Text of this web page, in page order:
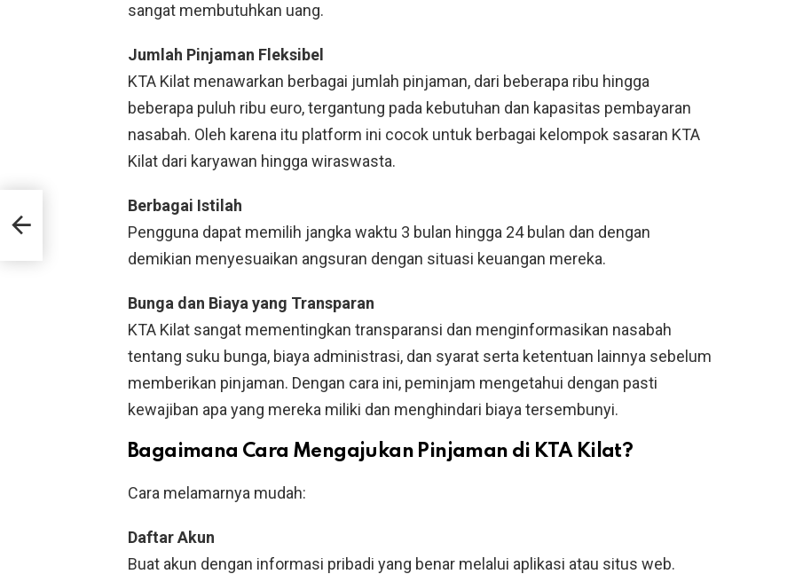
sangat membutuhkan uang.
Jumlah Pinjaman Fleksibel
KTA Kilat menawarkan berbagai jumlah pinjaman, dari beberapa ribu hingga
beberapa puluh ribu euro, tergantung pada kebutuhan dan kapasitas pembayaran
nasabah. Oleh karena itu platform ini cocok untuk berbagai kelompok sasaran KTA
Kilat dari karyawan hingga wiraswasta.
Berbagai Istilah
Pengguna dapat memilih jangka waktu 3 bulan hingga 24 bulan dan dengan
demikian menyesuaikan angsuran dengan situasi keuangan mereka.
Bunga dan Biaya yang Transparan
KTA Kilat sangat mementingkan transparansi dan menginformasikan nasabah
tentang suku bunga, biaya administrasi, dan syarat serta ketentuan lainnya sebelum
memberikan pinjaman. Dengan cara ini, peminjam mengetahui dengan pasti
kewajiban apa yang mereka miliki dan menghindari biaya tersembunyi.
Bagaimana Cara Mengajukan Pinjaman di KTA Kilat?
Cara melamarnya mudah:
Daftar Akun
Buat akun dengan informasi pribadi yang benar melalui aplikasi atau situs web.